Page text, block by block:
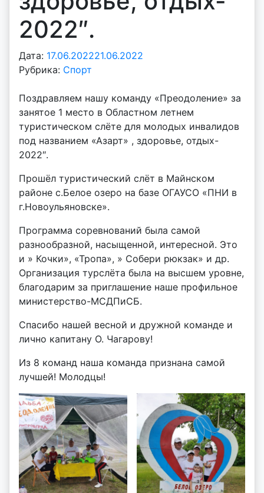
2022″.
Дата: 17.06.202221.06.2022
о
р
:
v
d
d
d
y
Рубрика: Спорт
Поздравляем нашу команду «Преодоление» за
занятое 1 место в Областном летнем
туристическом слёте для молодых инвалидов
под названием «Азарт» , здоровье, отдых-
2022″.
Прошёл туристический слëт в Майнском
районе с.Белое озеро на базе ОГАУСО «ПНИ в
г.Новоульяновске».
Программа соревнований была самой
разнообразной, насыщенной, интересной. Это
и » Кочки», «Тропа», » Собери рюкзак» и др.
Организация турслëта была на высшем уровне,
благодарим за приглашение наше профильное
министерство-МСДПиСБ.
Спасибо нашей весной и дружной команде и
лично капитану О. Чагарову!
Из 8 команд наша команда признана самой
лучшей! Молодцы!